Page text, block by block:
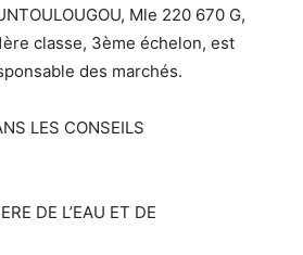
Mle 220 670 G,
classe, 3ème échelon, est
des marchés.
LES CONSEILS
DE L’EAU ET DE